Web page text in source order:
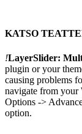
KATSO
!LayerSlider:
plugin or your
causing problems
navigate from your
Options ->
option.